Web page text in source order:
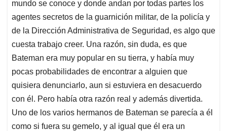
mundo se conoce y donde andan por todas partes los
agentes secretos de la guarnición militar, de la policía y
de la Dirección Administrativa de Seguridad, es algo que
cuesta trabajo creer. Una razón, sin duda, es que
Bateman era muy popular en su tierra, y había muy
pocas probabilidades de encontrar a alguien que
quisiera denunciarlo, aun si estuviera en desacuerdo
con él. Pero había otra razón real y además divertida.
Uno de los varios hermanos de Bateman se parecía a él
como si fuera su gemelo, y al igual que él era un